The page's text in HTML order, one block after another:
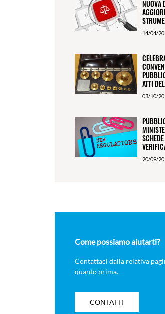
NUOVA
14/04/
ATTI
03/10/
20/09/
Come possiamo aiutarti?
Contattaci dalla relativa
quanto prima.
CONTATTI